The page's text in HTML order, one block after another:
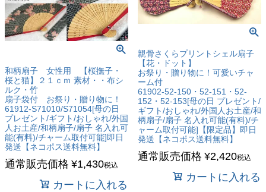
和柄扇子 女性用 【桜撫子・
桜と猫】２１ｃｍ 素材・・布シ
ルク・竹
扇子袋付 お祭り・贈り物に！
61912-S71010/S71054[母の日
プレゼント/ギフト/おしゃれ/外国
人お土産/和柄扇子/扇子 名入れ可
能(有料)/チャーム取付可能]即日
発送【ネコポス送料無料】
通常販売価格 ¥1,430税込
カートに入れる
親骨さくらプリントシェル扇子
【花・ドット】
お祭り・贈り物に！可愛いチャ
ーム付
61902-52-150・52-151・52-
152・52-153[母の日 プレゼント/
ギフト/おしゃれ/外国人お土産/和
柄扇子/扇子 名入れ可能(有料)/チ
ャーム取付可能]【限定品】即日
発送【ネコポス送料無料】
通常販売価格 ¥2,420税込
カートに入れる